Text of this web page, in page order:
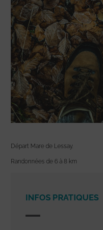
Départ Mare de Lessay.
Randonnées de 6 à 8 km
INFOS PRATIQUES